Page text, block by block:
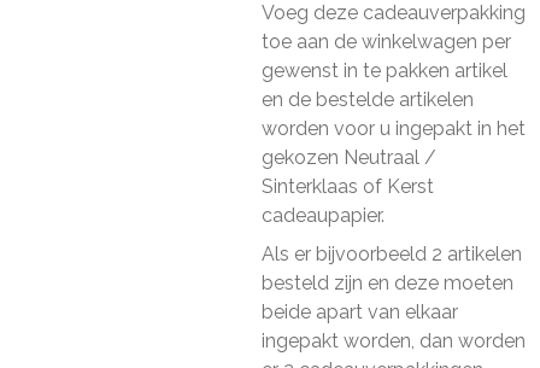
Voeg deze cadeauverpakking
toe aan de winkelwagen per
gewenst in te pakken artikel
en de bestelde artikelen
worden voor u ingepakt in het
gekozen Neutraal /
Sinterklaas of Kerst
cadeaupapier.
Als er bijvoorbeeld 2 artikelen
besteld zijn en deze moeten
beide apart van elkaar
ingepakt worden, dan worden